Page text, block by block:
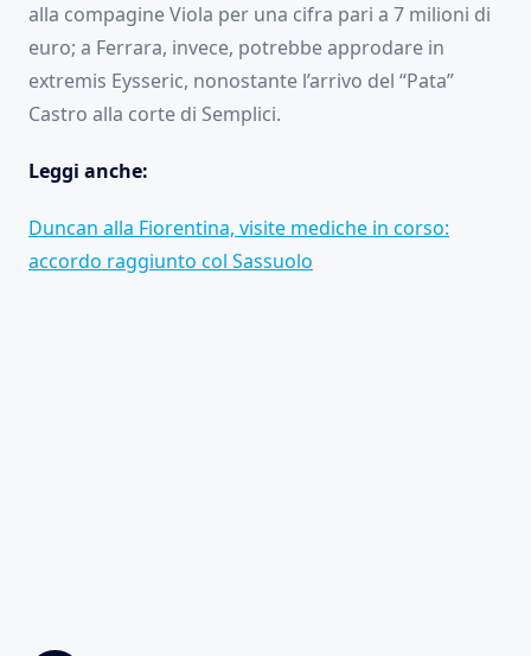
alla compagine Viola per una cifra pari a 7 milioni di
euro; a Ferrara, invece, potrebbe approdare in
extremis Eysseric, nonostante l’arrivo del “Pata”
Castro alla corte di Semplici.
Leggi anche:
Duncan alla Fiorentina, visite mediche in corso:
accordo raggiunto col Sassuolo